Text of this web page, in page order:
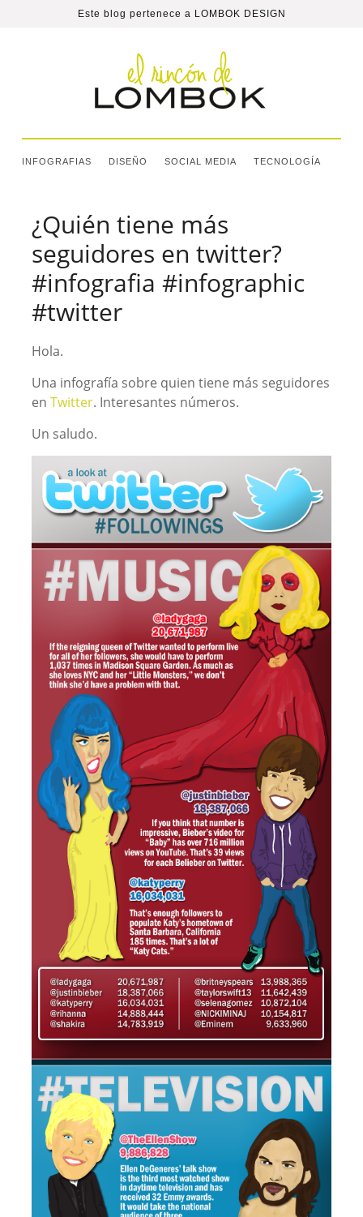
Este blog pertenece a LOMBOK DESIGN
INFOGRAFIAS DISEÑO SOCIAL MEDIA TECNOLOGÍA
¿Quién tiene más
seguidores en twitter?
#infografia #infographic
#twitter
Hola.
Una infografía sobre quien tiene más seguidores
en Twitter. Interesantes números.
Un saludo.